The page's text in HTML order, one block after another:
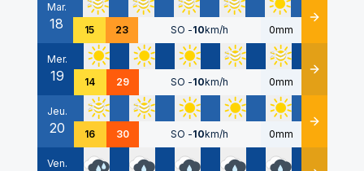
Mar.
18 15 23 SO -10km/h 0mm Détails
Mer.
19 14 29 SO -10km/h 0mm Détails
Jeu.
20 16 30 SO -10km/h 0mm Détails
Ven.